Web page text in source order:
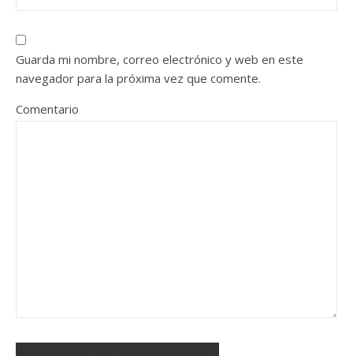
Guarda mi nombre, correo electrónico y web en este
navegador para la próxima vez que comente.
Comentario